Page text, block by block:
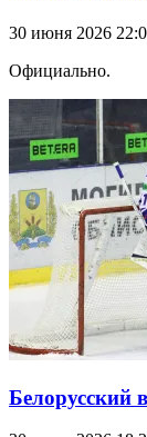
30 июня 2026
Официально.
Белорусский